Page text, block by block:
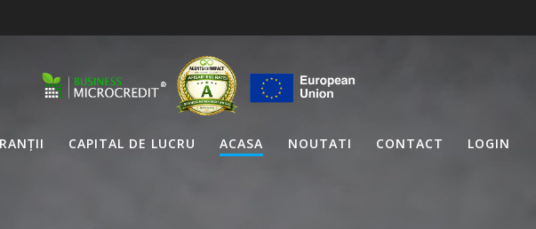
CAPITAL DE LUCRU ACASA NOUTATI CONTACT LOGIN